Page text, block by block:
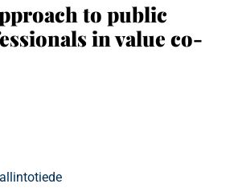
to public
in value co-